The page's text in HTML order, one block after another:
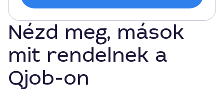
Nézd meg, mások
mit rendelnek a
Qjob-on